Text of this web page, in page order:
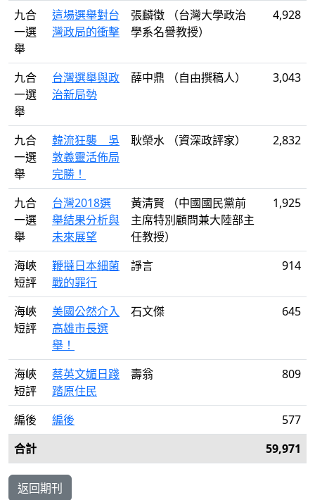
九合
一選
舉
這場選舉對台
灣政局的衝擊
張麟徵 （台灣大學政治
學系名譽教授）
4,928
九合
一選
舉
台灣選舉與政
治新局勢
薛中鼎 （自由撰稿人） 3,043
九合
一選
舉
韓流狂襲 吳
敦義靈活佈局
完勝！
耿榮水 （資深政評家） 2,832
九合
一選
舉
台灣2018選
舉結果分析與
未來展望
黃清賢 （中國國民黨前
主席特別顧問兼大陸部主
任教授）
1,925
海峽
短評
鞭撻日本細菌
戰的罪行
諍言 914
海峽
短評
美國公然介入
高雄市長選
舉！
石文傑 645
海峽
短評
蔡英文媚日踐
踏原住民
壽翁 809
編後 編後
577
合計
59,971
返回期刊